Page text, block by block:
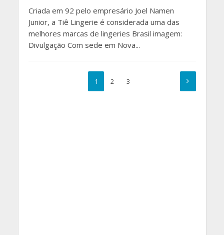
Criada em 92 pelo empresário Joel Namen
Junior, a Tiê Lingerie é considerada uma das
melhores marcas de lingeries Brasil imagem:
Divulgação Com sede em Nova...
1 2 3